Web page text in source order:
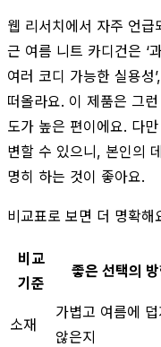
웹 리서치에서 자주 언급
근 여름 니트 카디건은 ‘
여러 코디 가능한 실용성
떠올라요. 이 제품은 그
도가 높은 편이에요. 다
변할 수 있으니, 본인의
명히 하는 것이 좋아요.
비교표로 보면 더 명확해
비교
기준
좋은 선택의
소재
가볍고 여름에 덥
않은지